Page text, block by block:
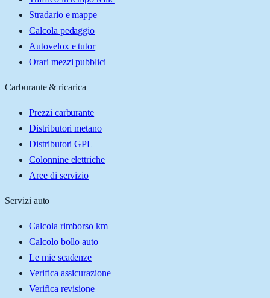
Stradario e mappe
Calcola pedaggio
Autovelox e tutor
Orari mezzi pubblici
Carburante & ricarica
Prezzi carburante
Distributori metano
Distributori GPL
Colonnine elettriche
Aree di servizio
Servizi auto
Calcola rimborso km
Calcolo bollo auto
Le mie scadenze
Verifica assicurazione
Verifica revisione